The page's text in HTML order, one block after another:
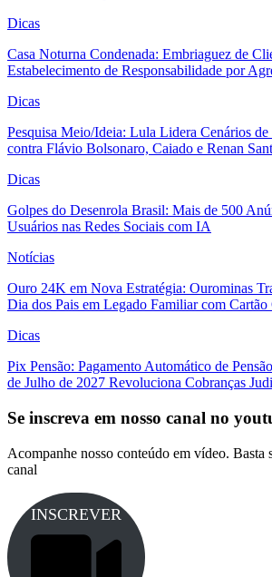
Dicas
Casa Noturna Condenada: Embriaguez de
Estabelecimento de Responsabilidade por
Dicas
Pesquisa Meio/Ideia: Lula Lidera Cenários
contra Flávio Bolsonaro, Caiado e Renan
Dicas
Golpes do Desenrola Brasil: Mais de 500
Usuários nas Redes Sociais com IA
Notícias
Ouro 24K em Nova Estratégia: Ourominas
Dia dos Pais em Legado Familiar com
Dicas
Pix Pensão: Pagamento Automático de
de Julho de 2027 Revoluciona Cobranças
Se inscreva em nosso canal no
Acompanhe nosso conteúdo em vídeo. Basta
canal
INSCREVER